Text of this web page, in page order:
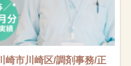
崎市川崎区/調剤事務/正